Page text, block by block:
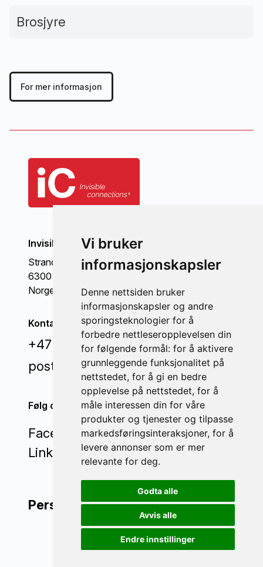
Vi bruker
informasjonskapsler
Denne nettsiden bruker
informasjonskapsler og andre
sporingsteknologier for å
forbedre nettleseropplevelsen din
for følgende formål: for å aktivere
grunnleggende funksjonalitet på
nettstedet, for å gi en bedre
opplevelse på nettstedet, for å
måle interessen din for våre
produkter og tjenester og tilpasse
markedsføringsinteraksjoner, for å
levere annonser som er mer
relevante for deg.
Godta alle
Avvis alle
Endre innstillinger
Brosjyre
For mer informasjon
Invisible Connections AS
Strandgata 98
6300 Åndalsnes
Norge
Kontakt oss
+47 71 22 44 70
post@invisi.no
Følg oss
Facebook
LinkedIn
Personvern